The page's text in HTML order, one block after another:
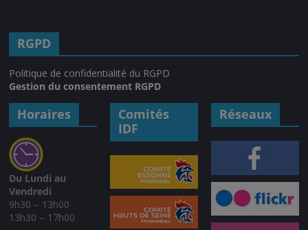
RGPD
Politique de confidentialité du RGPD
Gestion du consentement RGPD
Horaires
Du Lundi au
Vendredi
9h30 – 13h00
13h30 – 17h00
Comités
IDF
Réseaux